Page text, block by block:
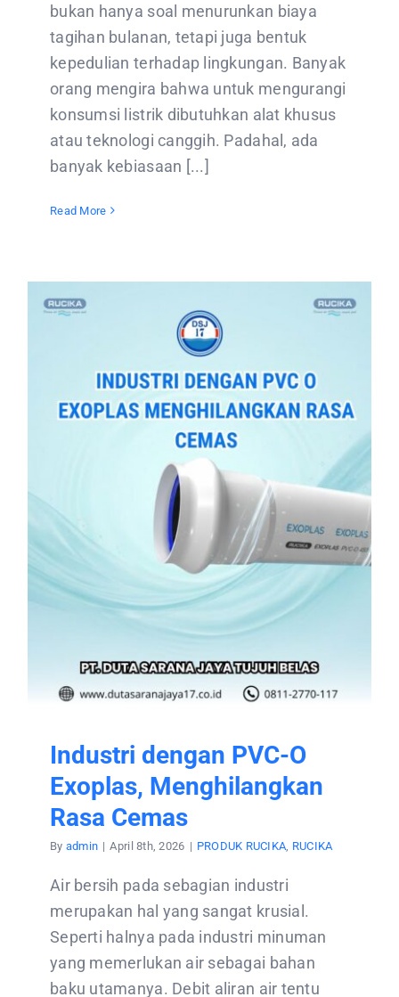
bukan hanya soal menurunkan biaya
tagihan bulanan, tetapi juga bentuk
kepedulian terhadap lingkungan. Banyak
orang mengira bahwa untuk mengurangi
konsumsi listrik dibutuhkan alat khusus
atau teknologi canggih. Padahal, ada
banyak kebiasaan [...]
Read More
Industri dengan PVC-O
Exoplas, Menghilangkan
Rasa Cemas
By admin | April 8th, 2026 | PRODUK RUCIKA RUCIKA
Air bersih pada sebagian industri
merupakan hal yang sangat krusial.
Seperti halnya pada industri minuman
yang memerlukan air sebagai bahan
baku utamanya. Debit aliran air tentu